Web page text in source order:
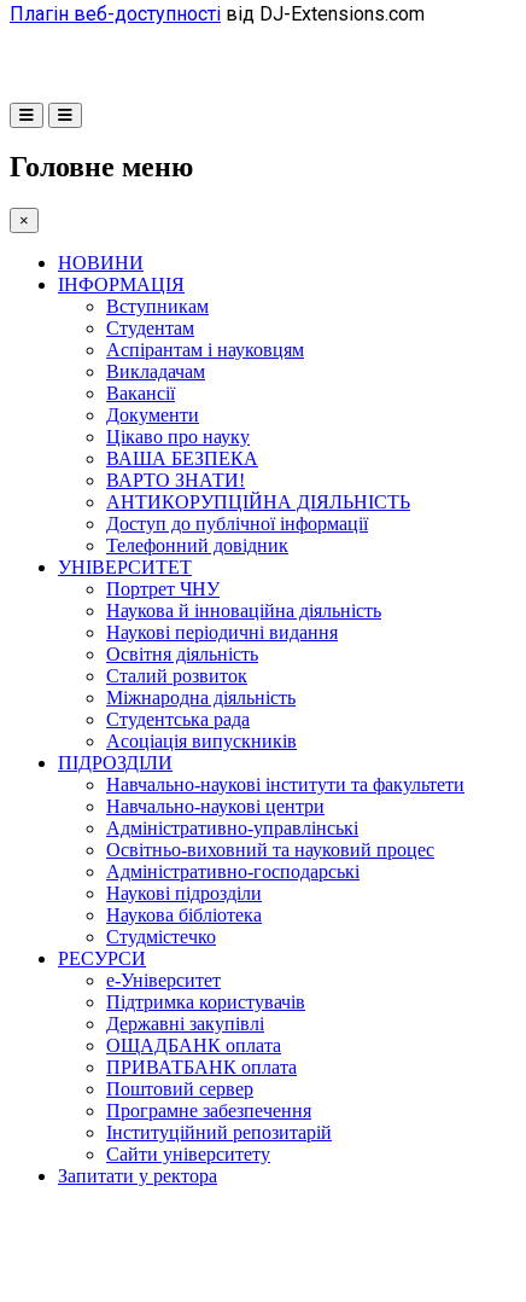
Плагін веб-доступності від DJ-Extensions.com
Головне меню
×
НОВИНИ
ІНФОРМАЦІЯ
Вступникам
Студентам
Аспірантам і науковцям
Викладачам
Вакансії
Документи
Цікаво про науку
ВАША БЕЗПЕКА
ВАРТО ЗНАТИ!
АНТИКОРУПЦІЙНА ДІЯЛЬНІСТЬ
Доступ до публічної інформації
Телефонний довідник
УНІВЕРСИТЕТ
Портрет ЧНУ
Наукова й інноваційна діяльність
Наукові періодичні видання
Освітня діяльність
Сталий розвиток
Міжнародна діяльність
Студентська рада
Асоціація випускників
ПІДРОЗДІЛИ
Навчально-наукові інститути та факультети
Навчально-наукові центри
Адміністративно-управлінські
Освітньо-виховний та науковий процес
Адміністративно-господарські
Наукові підрозділи
Наукова бібліотека
Студмістечко
РЕСУРСИ
е-Університет
Підтримка користувачів
Державні закупівлі
ОЩАДБАНК оплата
ПРИВАТБАНК оплата
Поштовий сервер
Програмне забезпечення
Інституційний репозитарій
Сайти університету
Запитати у ректора